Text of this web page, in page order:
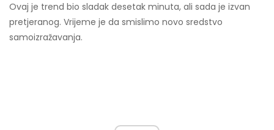
Ovaj je trend bio sladak desetak minuta, ali sada je izvan
pretjeranog. Vrijeme je da smislimo novo sredstvo
samoizražavanja.